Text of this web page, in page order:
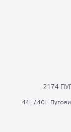
2174
44L / 40L.